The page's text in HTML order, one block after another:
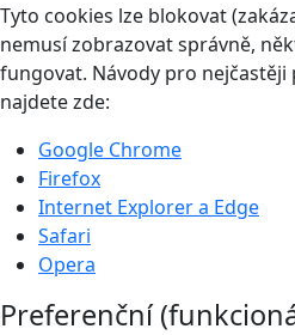
Tyto cookies lze blokovat
nemusí zobrazovat správně,
fungovat. Návody pro nejčastěji
najdete zde:
Google Chrome
Firefox
Internet Explorer a Edge
Safari
Opera
Preferenční